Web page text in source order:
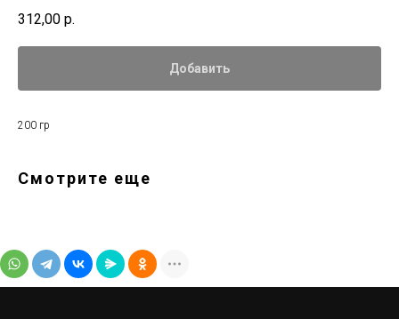
312,00 р.
Добавить
200 гр
Смотрите еще